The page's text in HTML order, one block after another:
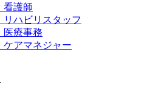
看護師
リハビリスタッフ
医療事務
ケアマネジャー